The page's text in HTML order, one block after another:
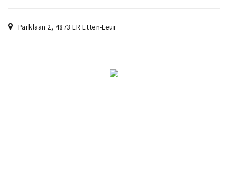
Parklaan 2, 4873 ER Etten-Leur